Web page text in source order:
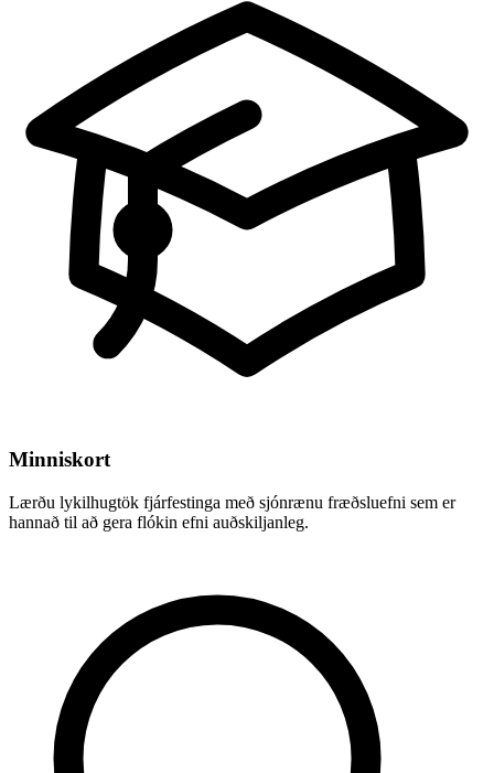
Minniskort
Lærðu lykilhugtök fjárfestinga með sjónrænu fræðsluefni sem er
hannað til að gera flókin efni auðskiljanleg.